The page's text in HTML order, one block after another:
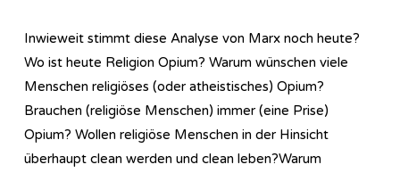
Inwieweit stimmt diese Analyse von Marx noch heute?
Wo ist heute Religion Opium? Warum wünschen viele
Menschen religiöses (oder atheistisches) Opium?
Brauchen (religiöse Menschen) immer (eine Prise)
Opium? Wollen religiöse Menschen in der Hinsicht
überhaupt clean werden und clean leben?Warum